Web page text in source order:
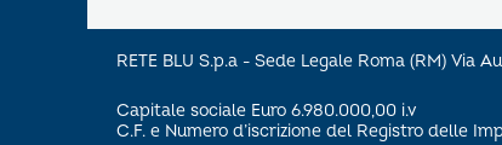
RETE BLU S.p.a - Sede Legale Roma (RM) Via
Capitale sociale Euro 6.980.000,00 i.v
C.F. e Numero d’iscrizione del Registro delle